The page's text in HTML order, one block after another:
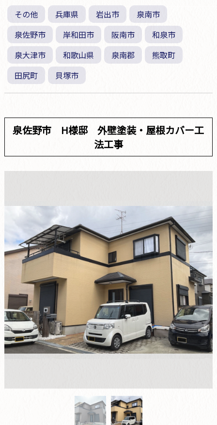
その他
兵庫県 岩出市
泉南市
泉佐野市
岸和田市 阪南市
和泉市
泉大津市
和歌山県 泉南郡
熊取町
田尻町
貝塚市
泉佐野市 H様邸 外壁塗装・屋根カバー工
法工事